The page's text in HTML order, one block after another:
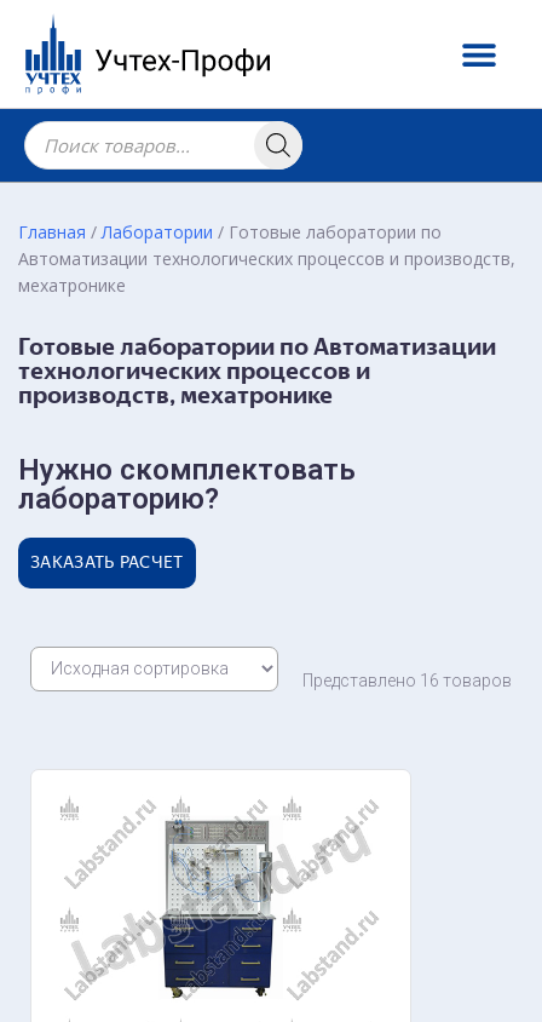
Главная /Лаборатории / Готовые лаборатории по
Автоматизации технологических процессов и производств,
мехатронике
Готовые лаборатории по Автоматизации
технологических процессов и
производств, мехатронике
Нужно скомплектовать
лабораторию?
ЗАКАЗАТЬ РАСЧЕТ
Представлено 16 товаров